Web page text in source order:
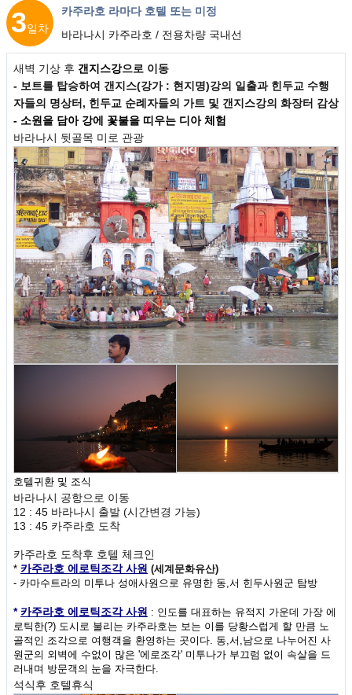
3일차
카주라호 라마다 호텔 또는 미정
바라나시 카주라호 / 전용차량 국내선
새벽 기상 후 갠지스강으로 이동
- 보트를 탑승하여 갠지스(강가 : 현지명)강의 일출과 힌두교 수행
자들의 명상터, 힌두교 순례자들의 가트 및 갠지스강의 화장터 감상
- 소원을 담아 강에 꽃불을 띠우는 디아 체험
바라나시 뒷골목 미로 관광
호텔귀환 및 조식
바라나시 공항으로 이동
12 : 45 바라나시 출발 (시간변경 가능)
13 : 45 카주라호 도착
카주라호 도착후 호텔 체크인
* 카주라호 에로틱조각 사원 (세계문화유산)
- 카마수트라의 미투나 성애사원으로 유명한 동,서 힌두사원군 탐방
* 카주라호 에로틱조각 사원 : 인도를 대표하는 유적지 가운데 가장 에
로틱한(?) 도시로 불리는 카주라호는 보는 이를 당황스럽게 할 만큼 노
골적인 조각으로 여행객을 환영하는 곳이다. 동,서,남으로 나누어진 사
원군의 외벽에 수없이 많은 '에로조각' 미투나가 부끄럼 없이 속살을 드
러내며 방문객의 눈을 자극한다.
석식후 호텔휴식